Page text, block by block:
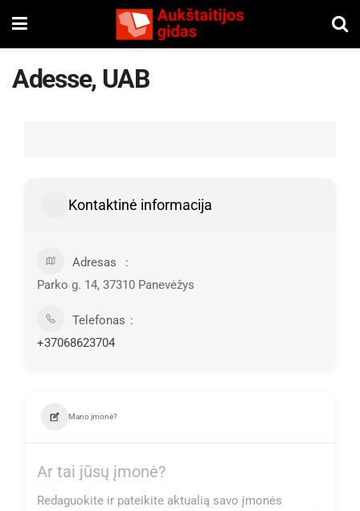
Adesse, UAB
Kontaktinė informacija
Adresas
Parko g. 14, 37310 Panevėžys
Telefonas
+37068623704
Mano įmonė?
Ar tai jūsų įmonė?
Redaguokite ir pateikite aktualią savo įmonės